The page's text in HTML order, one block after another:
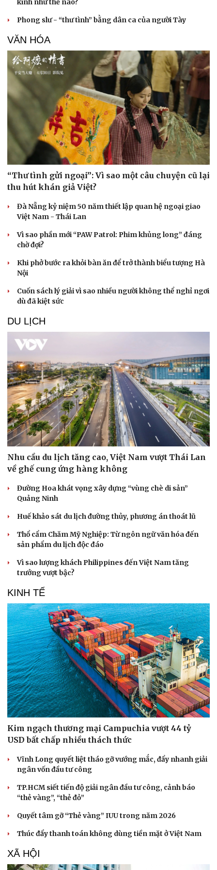
Du lịch
Tư vấn
Săn Tour
check-in
Podcast
Câu chuyện thời sự
Đọc truyện đêm khuya
Cửa sổ tình yêu
Kể chuyện cho bé
Hạt giống tâm hồn
kinh như thế nào?
Phong slư - “thư tình” bằng dân ca của người Tày
VĂN HÓA
“Thư tình gửi ngoại”: Vì sao một câu chuyện cũ lại
thu hút khán giả Việt?
Đà Nẵng kỷ niệm 50 năm thiết lập quan hệ ngoại giao
Việt Nam - Thái Lan
Vì sao phần mới “PAW Patrol: Phim khủng long” đáng
chờ đợi?
Khi phở bước ra khỏi bàn ăn để trở thành biểu tượng Hà
Nội
Cuốn sách lý giải vì sao nhiều người không thể nghỉ ngơi
dù đã kiệt sức
DU LỊCH
Nhu cầu du lịch tăng cao, Việt Nam vượt Thái Lan
về ghế cung ứng hàng không
Đường Hoa khát vọng xây dựng “vùng chè di sản”
Quảng Ninh
Huế khảo sát du lịch đường thủy, phương án thoát lũ
Thổ cẩm Chăm Mỹ Nghiệp: Từ ngôn ngữ văn hóa đến
sản phẩm du lịch độc đáo
Vì sao lượng khách Philippines đến Việt Nam tăng
trưởng vượt bậc?
KINH TẾ
Kim ngạch thương mại Campuchia vượt 44 tỷ
USD bất chấp nhiều thách thức
Vĩnh Long quyết liệt tháo gỡ vướng mắc, đẩy nhanh giải
ngân vốn đầu tư công
TP.HCM siết tiến độ giải ngân đầu tư công, cảnh báo
“thẻ vàng”, “thẻ đỏ”
Quyết tâm gỡ “Thẻ vàng” IUU trong năm 2026
Thúc đẩy thanh toán không dùng tiền mặt ở Việt Nam
XÃ HỘI